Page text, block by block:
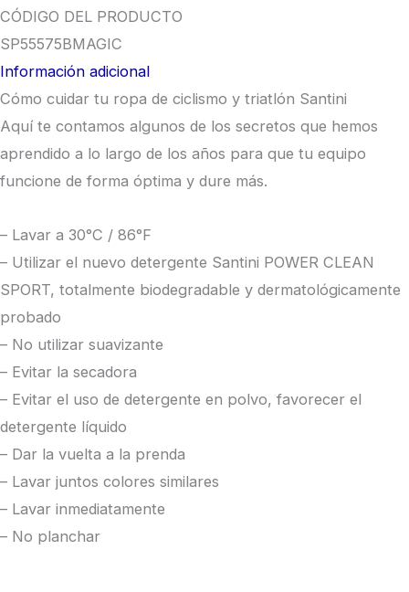
CÓDIGO DEL PRODUCTO
SP55575BMAGIC
Información adicional
Cómo cuidar tu ropa de ciclismo y triatlón Santini
Aquí te contamos algunos de los secretos que hemos
aprendido a lo largo de los años para que tu equipo
funcione de forma óptima y dure más.
– Lavar a 30°C / 86°F
– Utilizar el nuevo detergente Santini POWER CLEAN
SPORT, totalmente biodegradable y dermatológicamente
probado
– No utilizar suavizante
– Evitar la secadora
– Evitar el uso de detergente en polvo, favorecer el
detergente líquido
– Dar la vuelta a la prenda
– Lavar juntos colores similares
– Lavar inmediatamente
– No planchar